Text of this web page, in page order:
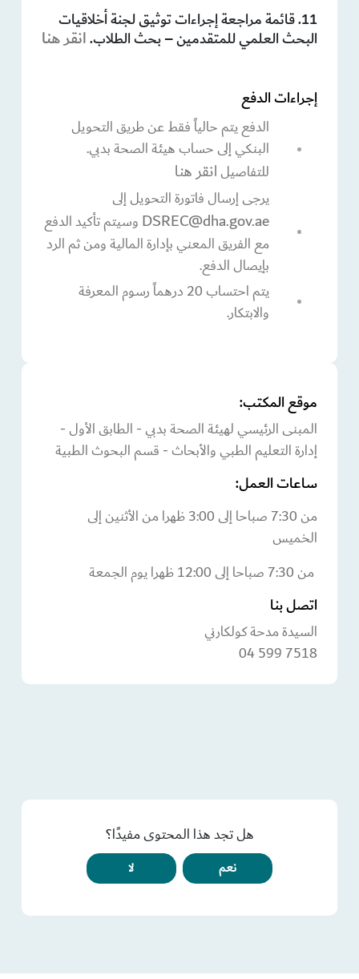
11. قائمة مراجعة إجراءات توثيق لجنة أخلاقيات
البحث العلمي للمتقدمين – بحث الطلاب.انقر هنا
إجراءات الدفع
الدفع يتم حالياً فقط عن طريق التحويل
البنكي إلى حساب هيئة الصحة بدبي.
للتفاصيل انقر هنا
يرجى إرسال فاتورة التحويل إلى
DSREC@dha.gov.ae وسيتم تأكيد الدفع
مع الفريق المعني بإدارة المالية ومن ثم الرد
بإيصال الدفع.
يتم احتساب 20 درهماً رسوم المعرفة
والابتكار.
موقع المكتب:
المبنى الرئيسي لهيئة الصحة بدبي - الطابق الأول -
إدارة التعليم الطبي والأبحاث - قسم البحوث الطبية
ساعات العمل:
من 7:30 صباحا إلى 3:00 ظهرا من الأثنين إلى
الخميس
من 7:30 صباحا إلى 12:00 ظهرا يوم الجمعة
اتصل بنا
السيدة مدحة كولكارني
7518 599 04
هل تجد هذا المحتوى مفيدًا؟
نعم لا